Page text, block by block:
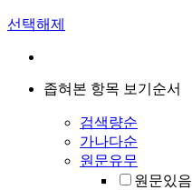
선택해제
좁혀본 항목 보기순서
검색량순
가나다순
원문유무
원문있음